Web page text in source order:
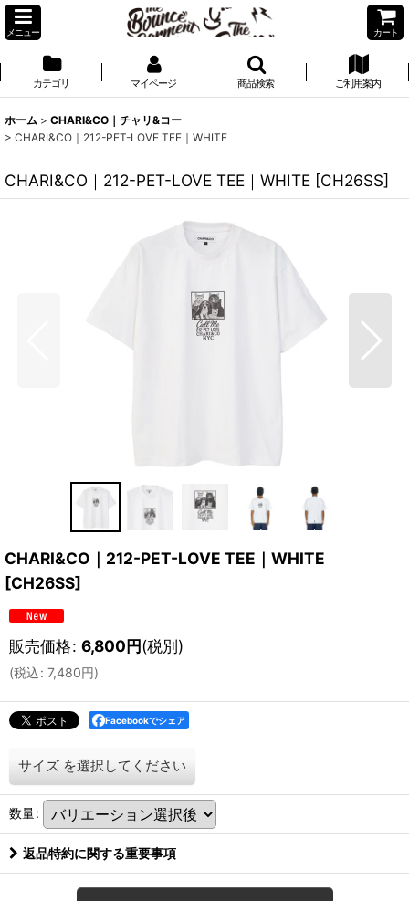
メニュー カート
カテゴリ マイページ 商品検索 ご利用案内
ホーム > CHARI&CO｜チャリ&コー
> CHARI&CO｜212-PET-LOVE TEE｜WHITE
CHARI&CO｜212-PET-LOVE TEE｜WHITE [CH26SS]
CHARI&CO｜212-PET-LOVE TEE｜WHITE
[CH26SS]
販売価格: 6,800円(税別)
(税込: 7,480円)
Facebookでシェア
サイズ を選択してください
数量:
返品特約に関する重要事項